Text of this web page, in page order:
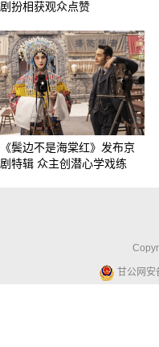
剧扮相获观众点赞
《鬓边不是海棠红》发布京
剧特辑 众主创潜心学戏练
甘公网安